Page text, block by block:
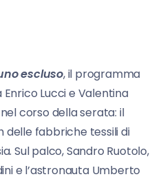
escluso, il programma
Lucci e Valentina
corso della serata: il
delle fabbriche tessili di
Sul palco, Sandro Ruotolo,
e l’astronauta Umberto